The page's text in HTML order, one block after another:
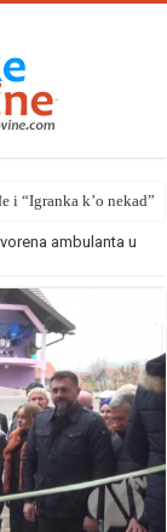
i “Igranka k’o nekad”
ambulanta u